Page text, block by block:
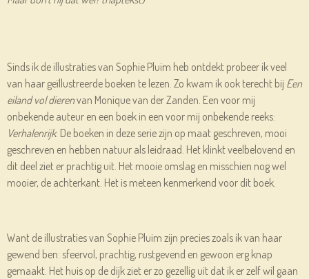
Sinds ik de illustraties van Sophie Pluim heb ontdekt probeer ik veel
van haar geïllustreerde boeken te lezen. Zo kwam ik ook terecht bij Een
eiland vol dierenvan Monique van der Zanden. Een voor mij
onbekende auteur en een boek in een voor mij onbekende reeks:
Verhalenrijk. De boeken in deze serie zijn op maat geschreven, mooi
geschreven en hebben natuur als leidraad. Het klinkt veelbelovend en
dit deel ziet er prachtig uit. Het mooie omslag en misschien nog wel
mooier, de achterkant. Het is meteen kenmerkend voor dit boek.
Want de illustraties van Sophie Pluim zijn precies zoals ik van haar
gewend ben: sfeervol, prachtig, rustgevend en gewoon erg knap
gemaakt. Het huis op de dijk ziet er zo gezellig uit dat ik er zelf wil gaan